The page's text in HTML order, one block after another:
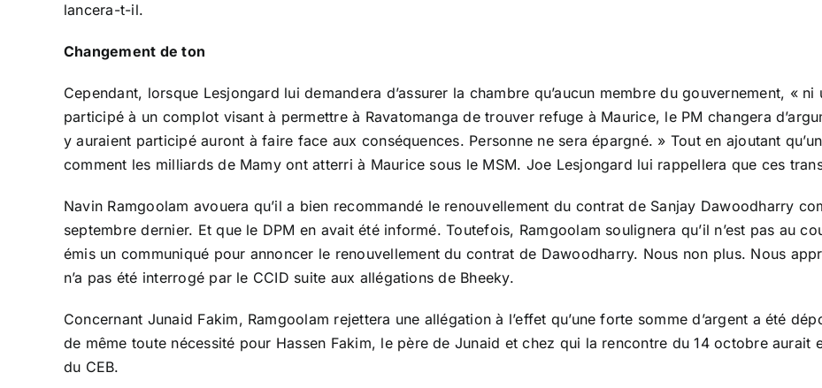
lancera-t-il.
Changement de ton
Cependant, lorsque Lesjongard lui demandera d’assurer la chambre qu’aucun membre du gouvernement, «
participé à un complot visant à permettre à Ravatomanga de trouver refuge à Maurice, le PM changera
y auraient participé auront à faire face aux conséquences. Personne ne sera épargné. » Tout en ajoutant
comment les milliards de Mamy ont atterri à Maurice sous le MSM. Joe Lesjongard lui rappellera que ces
Navin Ramgoolam avouera qu’il a bien recommandé le renouvellement du contrat de Sanjay Dawoodharry
septembre dernier. Et que le DPM en avait été informé. Toutefois, Ramgoolam soulignera qu’il n’est pas au
émis un communiqué pour annoncer le renouvellement du contrat de Dawoodharry. Nous non plus. Nous
n’a pas été interrogé par le CCID suite aux allégations de Bheeky.
Concernant Junaid Fakim, Ramgoolam rejettera une allégation à l’effet qu’une forte somme d’argent a été
de même toute nécessité pour Hassen Fakim, le père de Junaid et chez qui la rencontre du 14 octobre aurait
du CEB.